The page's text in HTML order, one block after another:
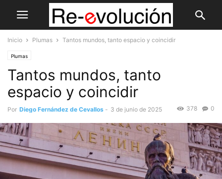
Inicio Plumas Tantos mundos, tanto espacio y coincidir
Plumas
Tantos mundos, tanto
espacio y coincidir
Por Diego Fernández de Cevallos - 3 de junio de 2025 0
378